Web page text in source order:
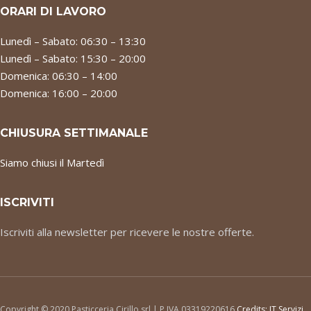
ORARI DI LAVORO
Lunedì – Sabato: 06:30 – 13:30
Lunedì – Sabato: 15:30 – 20:00
Domenica: 06:30 – 14:00
Domenica: 16:00 – 20:00
CHIUSURA SETTIMANALE
Siamo chiusi il Martedì
ISCRIVITI
Iscriviti alla newsletter per ricevere le nostre offerte.